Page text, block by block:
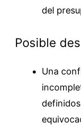
del
Posible
Una